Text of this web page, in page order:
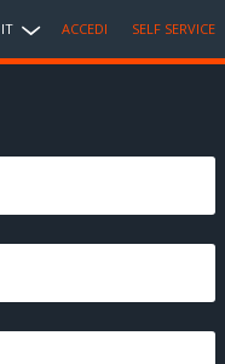
IT ACCEDI SELF SERVICE